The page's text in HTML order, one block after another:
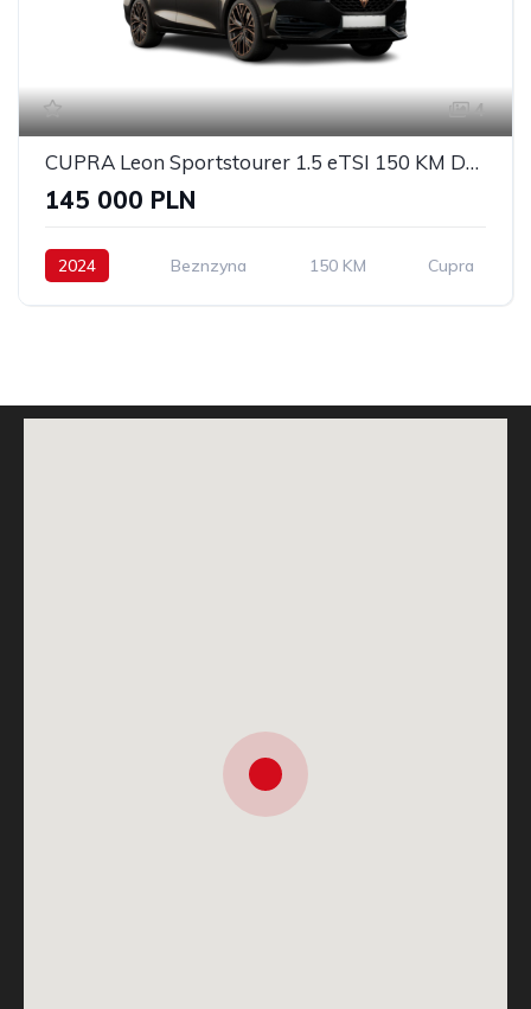
4
CUPRA Leon Sportstourer 1.5 eTSI 150 KM DSG
145 000 PLN
2024 Beznzyna 150 KM Cupra